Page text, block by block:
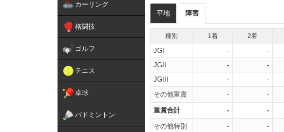
カーリング
格闘技
ゴルフ
テニス
卓球
バドミントン
平地 障害
種別 1着 2着
JGI - -
JGII
- -
JGIII
- -
その他重賞
- -
重賞合計 - -
その他特別 - -